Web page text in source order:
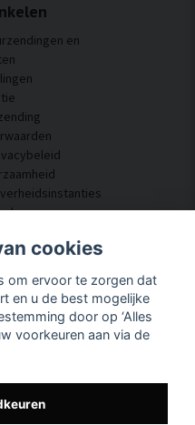
en
ons op
advies
hier
cookies
om ervoor te zorgen dat
en u de best mogelijke
door op ‘Alles
voorkeuren aan via de